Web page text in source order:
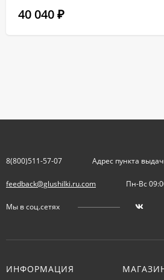
40 040 ₽
8(800)511-57-07 Адрес пункта
feedback@glushilki.ru.com Пн-Вс
Мы в соц.сетях
ИНФОРМАЦИЯ